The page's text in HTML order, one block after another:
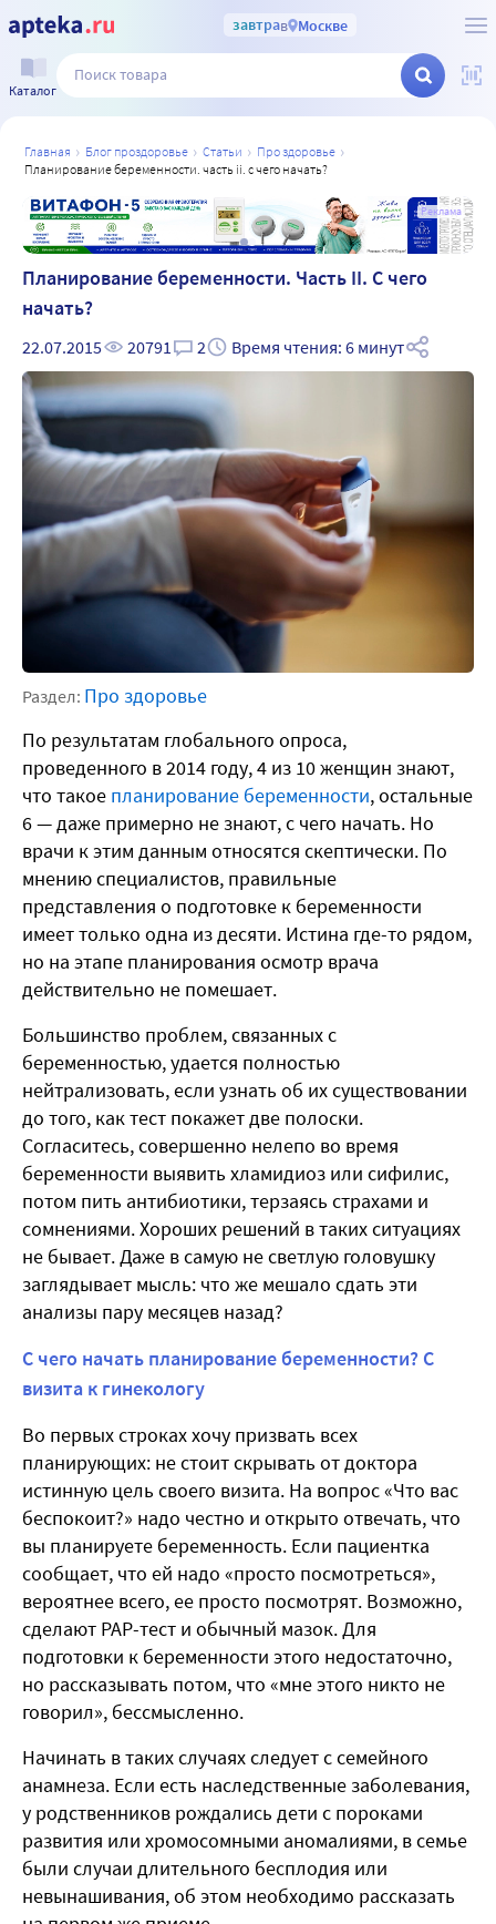
завтрав Москве
Каталог
главная блог проздоровье статьи
про здоровье
планирование беременности. часть ii. с чего начать?
Реклама
Планирование беременности. Часть II. С чего
начать?
22.07.2015 20791 2 Время чтения: 6 минут
Раздел: Про здоровье
По результатам глобального опроса,
проведенного в 2014 году, 4 из 10 женщин знают,
что такое планирование беременности, остальные
6 — даже примерно не знают, с чего начать. Но
врачи к этим данным относятся скептически. По
мнению специалистов, правильные
представления о подготовке к беременности
имеет только одна из десяти. Истина где-то рядом,
но на этапе планирования осмотр врача
действительно не помешает.
Большинство проблем, связанных с
беременностью, удается полностью
нейтрализовать, если узнать об их существовании
до того, как тест покажет две полоски.
Согласитесь, совершенно нелепо во время
беременности выявить хламидиоз или сифилис,
потом пить антибиотики, терзаясь страхами и
сомнениями. Хороших решений в таких ситуациях
не бывает. Даже в самую не светлую головушку
заглядывает мысль: что же мешало сдать эти
анализы пару месяцев назад?
С чего начать планирование беременности? С
визита к гинекологу
Во первых строках хочу призвать всех
планирующих: не стоит скрывать от доктора
истинную цель своего визита. На вопрос «Что вас
беспокоит?» надо честно и открыто отвечать, что
вы планируете беременность. Если пациентка
сообщает, что ей надо «просто посмотреться»,
вероятнее всего, ее просто посмотрят. Возможно,
сделают РАР-тест и обычный мазок. Для
подготовки к беременности этого недостаточно,
но рассказывать потом, что «мне этого никто не
говорил», бессмысленно.
Начинать в таких случаях следует с семейного
анамнеза. Если есть наследственные заболевания,
у родственников рождались дети с пороками
развития или хромосомными аномалиями, в семье
были случаи длительного бесплодия или
невынашивания, об этом необходимо рассказать